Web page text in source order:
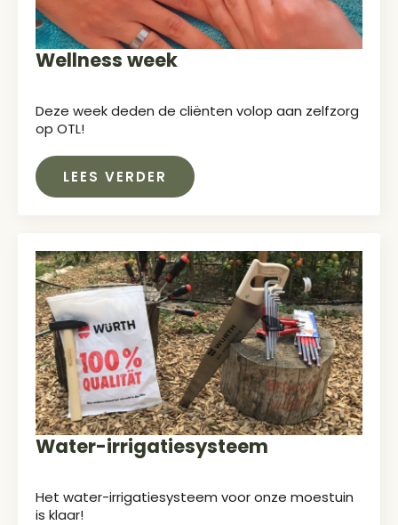
Wellness week
Deze week deden de cliënten volop aan zelfzorg
op OTL!
LEES VERDER
Water-irrigatiesysteem
Het water-irrigatiesysteem voor onze moestuin
is klaar!